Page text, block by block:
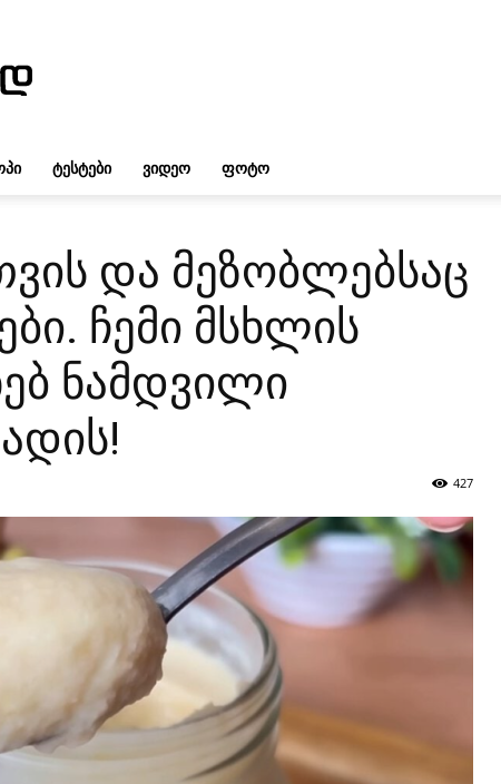
ᲢᲔᲡᲢᲔᲑᲘ ᲕᲘᲓᲔᲝ ᲤᲝᲢᲝ
და მეზობლებსაც
ჩემი მსხლის
ნამდვილი
427